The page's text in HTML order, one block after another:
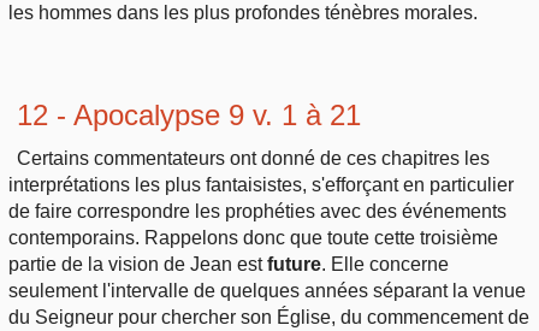
les hommes dans les plus profondes ténèbres morales.
12 - Apocalypse 9 v. 1 à 21
Certains commentateurs ont donné de ces chapitres les
interprétations les plus fantaisistes, s'efforçant en particulier
de faire correspondre les prophéties avec des événements
contemporains. Rappelons donc que toute cette troisième
partie de la vision de Jean estfuture. Elle concerne
seulement l'intervalle de quelques années séparant la venue
du Seigneur pour chercher son Église, du commencement de